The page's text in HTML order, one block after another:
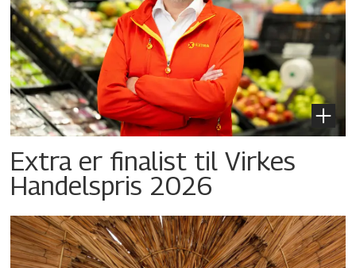
Extra er finalist til Virkes
Handelspris 2026